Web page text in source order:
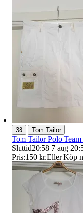
38 | Tom Tailor
Tom Tailor Polo
Sluttid20:58 7 aug
Pris:150 kr,Eller Köp